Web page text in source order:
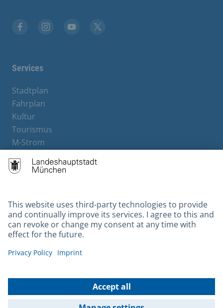
Services
Stadtplan
Fahrplan
Kultur
Tourismus
M-Strom
Hotels
Contact
Barrierefreiheit
Leichte Sprache
Gebärdensprache
Kontakt